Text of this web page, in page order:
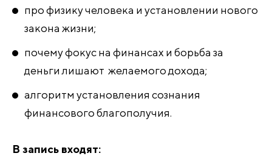
про физику человека и установлении нового
закона жизни;
почему фокус на финансах и борьба за
деньги лишают желаемого дохода;
алгоритм установления сознания
финансового благополучия.
В запись входят: